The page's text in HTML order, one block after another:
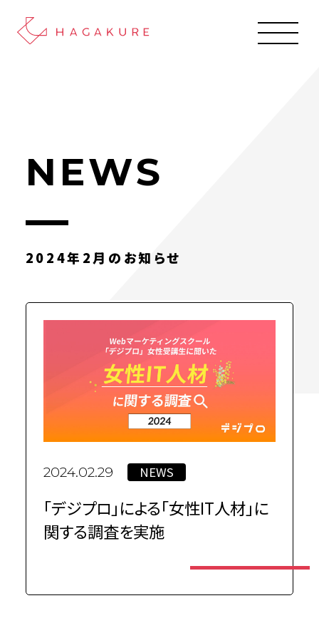
NEWS
2024年2月のお知らせ
2024.02.29 NEWS
「デジプロ」による「女性IT人材」に
関する調査を実施